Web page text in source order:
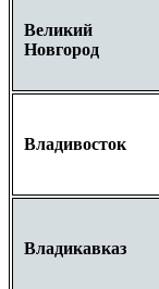
Великий
Новгород
Владивосток
Владикавказ